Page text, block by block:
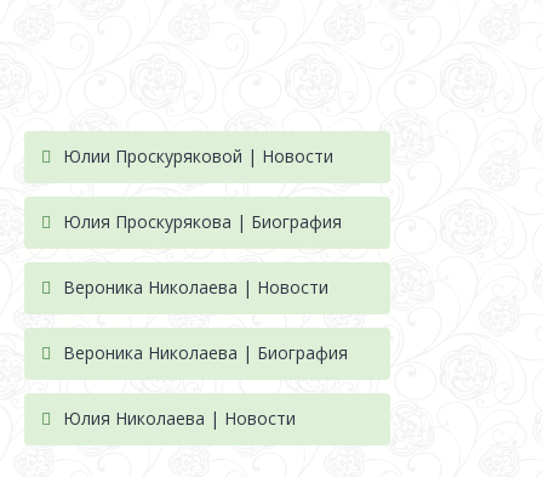
Юлии Проскуряковой | Новости
Юлия Проскурякова | Биография
Вероника Николаева | Новости
Вероника Николаева | Биография
Юлия Николаева | Новости